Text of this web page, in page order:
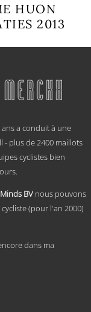
HUON
2013
a conduit à une
plus de 2400 maillots
cyclistes bien
BV nous pouvons
(pour l'an 2000)
dans ma